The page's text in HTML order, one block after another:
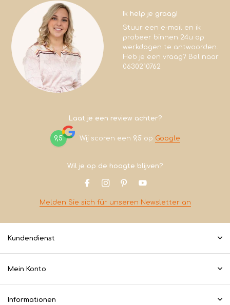
Ik help je graag!
Stuur een e-mail en ik
probeer binnen 24u op
werkdagen te antwoorden.
Heb je een vraag? Bel naar
0630210762
Laat je een review achter?
9,5 Wij scoren een 9,5 op Google
Wil je op de hoogte blijven?
Melden Sie sich für unseren Newsletter an
Kundendienst
Mein Konto
Informationen